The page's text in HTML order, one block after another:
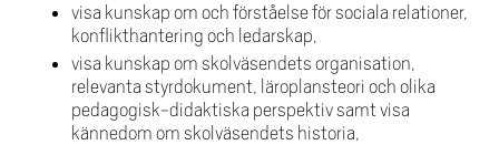
visa kunskap om och förståelse för sociala relationer,
konflikthantering och ledarskap,
visa kunskap om skolväsendets organisation,
relevanta styrdokument, läroplansteori och olika
pedagogisk-didaktiska perspektiv samt visa
kännedom om skolväsendets historia,